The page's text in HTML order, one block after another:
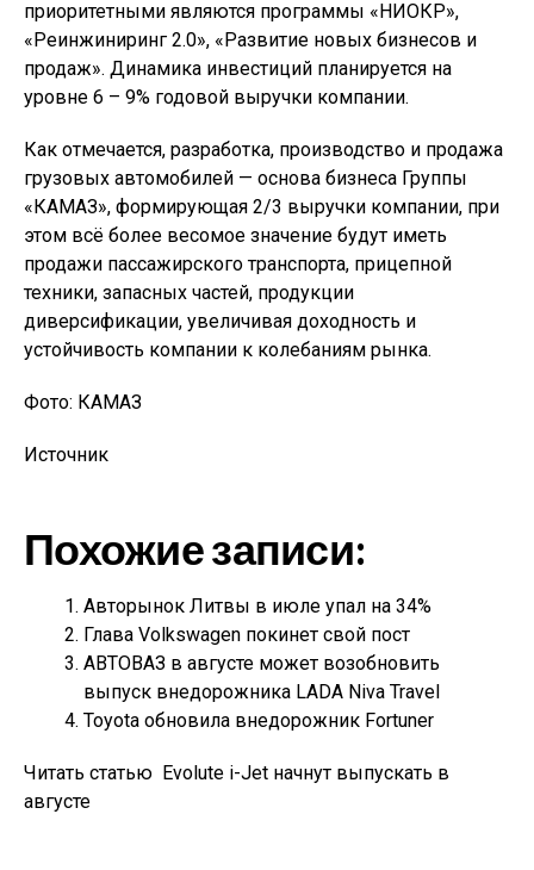
приоритетными являются программы «НИОКР»,
«Реинжиниринг 2.0», «Развитие новых бизнесов и
продаж». Динамика инвестиций планируется на
уровне 6 – 9% годовой выручки компании.
Как отмечается, разработка, производство и продажа
грузовых автомобилей — основа бизнеса Группы
«КАМАЗ», формирующая 2/3 выручки компании, при
этом всё более весомое значение будут иметь
продажи пассажирского транспорта, прицепной
техники, запасных частей, продукции
диверсификации, увеличивая доходность и
устойчивость компании к колебаниям рынка.
Фото: КАМАЗ
Источник
Похожие записи:
Авторынок Литвы в июле упал на 34%
Глава Volkswagen покинет свой пост
АВТОВАЗ в августе может возобновить
выпуск внедорожника LADA Niva Travel
Toyota обновила внедорожник Fortuner
Читать статью Evolute i-Jet начнут выпускать в
августе